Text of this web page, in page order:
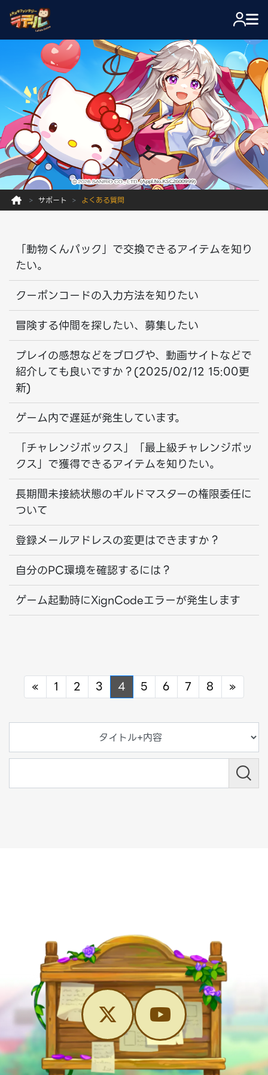
サポート よくある質問
「動物くんパック」で交換できるアイテムを知り
たい。
クーポンコードの入力方法を知りたい
冒険する仲間を探したい、募集したい
プレイの感想などをブログや、動画サイトなどで
紹介しても良いですか？(2025/02/12 15:00更
新)
ゲーム内で遅延が発生しています。
「チャレンジボックス」「最上級チャレンジボッ
クス」で獲得できるアイテムを知りたい。
長期間未接続状態のギルドマスターの権限委任に
ついて
登録メールアドレスの変更はできますか？
自分のPC環境を確認するには？
ゲーム起動時にXignCodeエラーが発生します
« Previous
1 2 3 4 5 6 7 8 »